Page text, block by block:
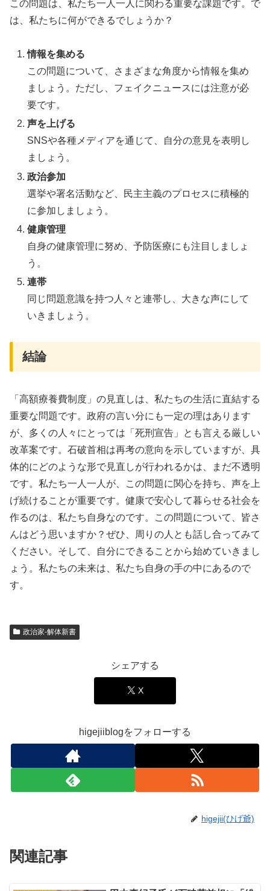
この問題は、私たち一人一人に関わる重要な課題です。で
は、私たちに何ができるでしょうか？
情報を集める
この問題について、さまざまな角度から情報を集め
ましょう。ただし、フェイクニュースには注意が必
要です。
声を上げる
SNSや各種メディアを通じて、自分の意見を表明し
ましょう。
政治参加
選挙や署名活動など、民主主義のプロセスに積極的
に参加しましょう。
健康管理
自身の健康管理に努め、予防医療にも注目しましょ
う。
連帯
同じ問題意識を持つ人々と連帯し、大きな声にして
いきましょう。
結論
「高額療養費制度」の見直しは、私たちの生活に直結する
重要な問題です。政府の言い分にも一定の理はあります
が、多くの人々にとっては「死刑宣告」とも言える厳しい
改革案です。石破首相は再考の意向を示していますが、具
体的にどのような形で見直しが行われるかは、まだ不透明
です。私たち一人一人が、この問題に関心を持ち、声を上
げ続けることが重要です。健康で安心して暮らせる社会を
作るのは、私たち自身なのです。この問題について、皆さ
んはどう思いますか？ぜひ、周りの人とも話し合ってみて
ください。そして、自分にできることから始めていきまし
ょう。私たちの未来は、私たち自身の手の中にあるので
す。
政治家‐解体新書
シェアする
X
higejiiblogをフォローする
higejii(ひげ爺)
関連記事